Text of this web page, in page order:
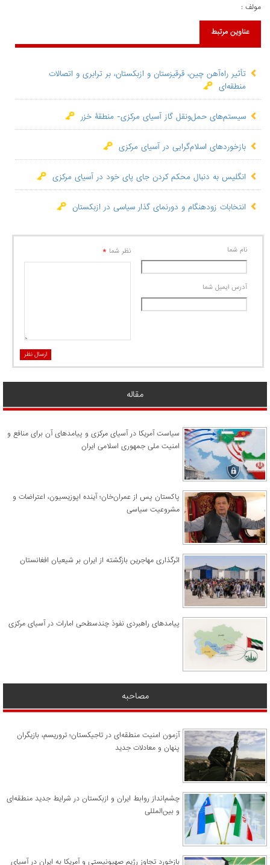
مولف :
عناوین مرتبط
تأثیر راه‌آهن چین، قرقیزستان و ازبکستان، بر ترابری و اتصالات
منطقه‌ای
سیستم‌های حمل‌ونقل گاز آسیای مرکزی- منطقۀ خزر
بازخوردهای اسلام‌گرایی در آسیای مرکزی
انگلیس به دنبال محکم کردن جای پای خود در آسیای مرکزی
انتخابات زودهنگام و دورنمای گذار سیاسی در ازبکستان
نام شما
آدرس ايميل شما
نظر شما *
ارسال نظر
مقاله
سیاست آمریکا در آسیای مرکزی و پیامدهای آن برای منافع و
امنیت ملی جمهوری اسلامی ایران
پاکستان پس از عمران‌خان؛ آینده اپوزیسیون، اعتراضات و
مشروعیت سیاسی
اثرگذاری مهاجرین بازگشته از ایران بر شیعیان افغانستان
پیامدهای راهبردی نفوذ چندسطحی امارات در آسیای مرکزی
مصاحبه
آزمون امنیت منطقه‌ای در تاجیکستان؛ تروریسم، بازیگران
پنهان و معادلات جدید
چشم‌انداز روابط ایران و ازبکستان در شرایط جدید منطقه‌ای
و بین‌المللی
​بازخورد تجاوز رژیم صهیونیستی و آمریکا به ایران در آسیای